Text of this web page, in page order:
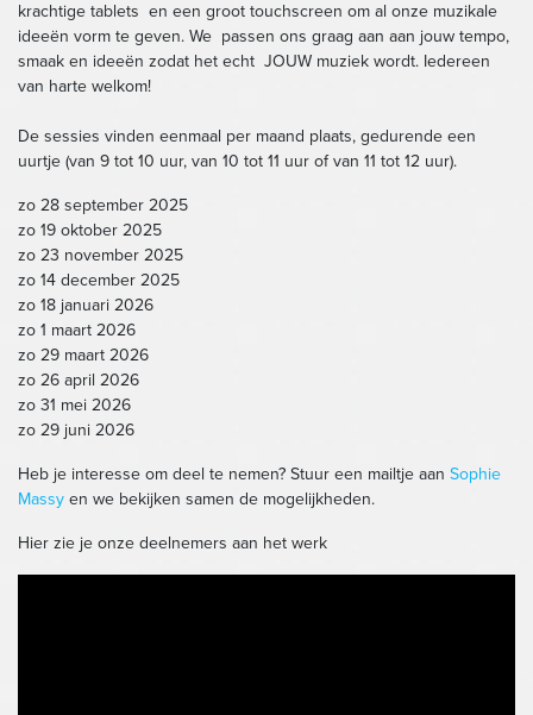
krachtige tablets en een groot touchscreen om al onze muzikale
ideeën vorm te geven. We passen ons graag aan aan jouw tempo,
smaak en ideeën zodat het echt JOUW muziek wordt. Iedereen
van harte welkom!
De sessies vinden eenmaal per maand plaats, gedurende een
uurtje (van 9 tot 10 uur, van 10 tot 11 uur of van 11 tot 12 uur).
zo 28 september 2025
zo 19 oktober 2025
zo 23 november 2025
zo 14 december 2025
zo 18 januari 2026
zo 1 maart 2026
zo 29 maart 2026
zo 26 april 2026
zo 31 mei 2026
zo 29 juni 2026
Heb je interesse om deel te nemen? Stuur een mailtje aan Sophie
Massy en we bekijken samen de mogelijkheden.
Hier zie je onze deelnemers aan het werk